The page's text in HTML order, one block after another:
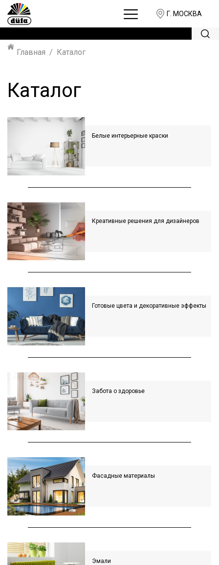
Г. МОСКВА
Главная Каталог
Каталог
Белые интерьерные краски
Креативные решения для дизайнеров
Готовые цвета и декоративные эффекты
Забота о здоровье
Фасадные материалы
Эмали